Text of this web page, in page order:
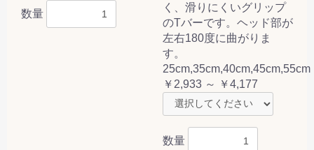
数量
く、滑りにくいグリップ
のTバーです。ヘッド部が
左右180度に曲がりま
す。
25cm,35cm,40cm,45cm,55cm
￥2,933 ～ ￥4,177
数量